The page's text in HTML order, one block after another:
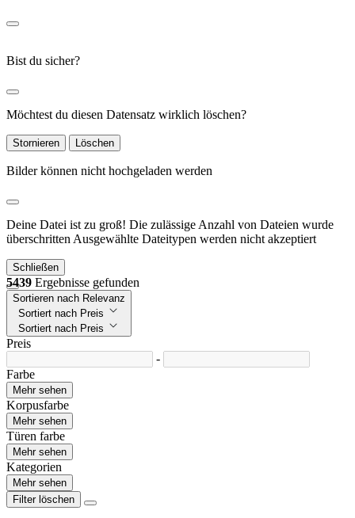
Bist du sicher?
Möchtest du diesen Datensatz wirklich löschen?
Stornieren Löschen
Bilder können nicht hochgeladen werden
Deine Datei ist zu groß! Die zulässige Anzahl von Dateien wurde
überschritten Ausgewählte Dateitypen werden nicht akzeptiert
Schließen
5439 Ergebnisse gefunden
Sortieren nach Relevanz
Sortiert nach Preis
Sortiert nach Preis
Preis
-
Farbe
Mehr sehen
Korpusfarbe
Mehr sehen
Türen farbe
Mehr sehen
Kategorien
Mehr sehen
Filter löschen